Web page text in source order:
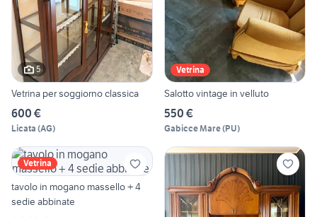
5
Vetrina per soggiorno classica
600 €
Licata (AG)
Vetrina
Salotto vintage in velluto
550 €
Gabicce Mare(PU)
Vetrina
tavolo in mogano massello + 4
sedie abbinate